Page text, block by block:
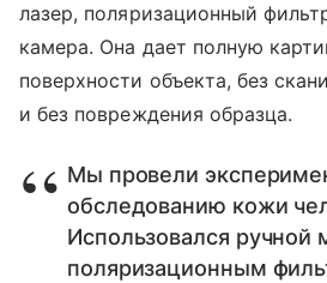
лазер, поляризационный
камера. Она дает полную
поверхности объекта, без
и без повреждения образца.
Мы провели
обследованию кожи
Использовался ручной
поляризационным